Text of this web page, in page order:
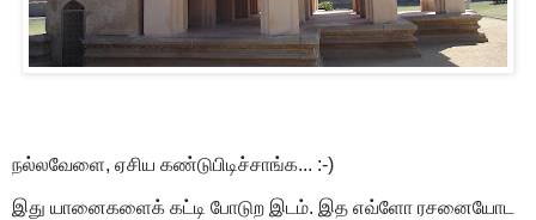
நல்லவேளை, ஏசிய கண்டுபிடிச்சாங்க... :-)
இது யானைகளைக் கட்டி போடுற இடம். இத எவ்ளோ ரசனையோட